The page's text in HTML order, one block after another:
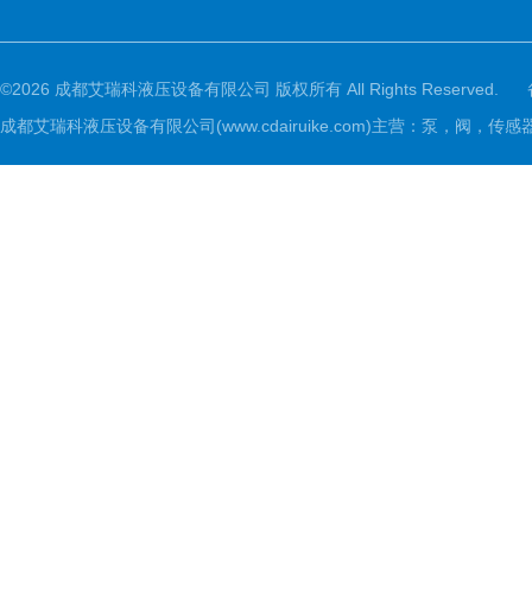
©2026 成都艾瑞科液压设备有限公司 版权所有 All Rights Reserved.
成都艾瑞科液压设备有限公司(www.cdairuike.com)主营：泵，阀，传